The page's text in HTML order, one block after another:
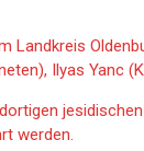
Landkreis
Ilyas Yanc
werden.